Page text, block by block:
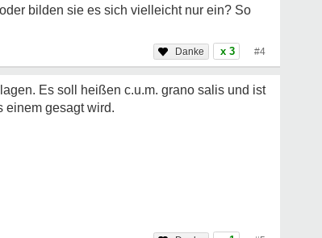
bilden sie es sich vielleicht nur ein? So
x 3 #4
Es soll heißen c.u.m. grano salis und ist
einem gesagt wird.